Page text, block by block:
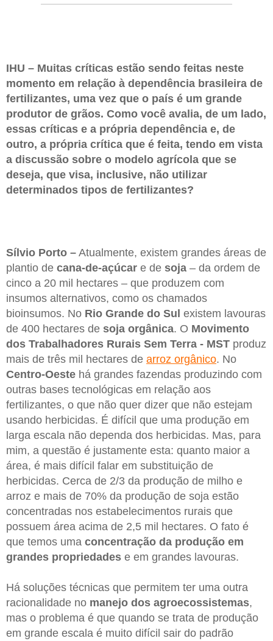
IHU – Muitas críticas estão sendo feitas neste
momento em relação à dependência brasileira de
fertilizantes, uma vez que o país é um grande
produtor de grãos. Como você avalia, de um lado,
essas críticas e a própria dependência e, de
outro, a própria crítica que é feita, tendo em vista
a discussão sobre o modelo agrícola que se
deseja, que visa, inclusive, não utilizar
determinados tipos de fertilizantes?
Sílvio Porto – Atualmente, existem grandes áreas de
plantio de cana-de-açúcar e de soja – da ordem de
cinco a 20 mil hectares – que produzem com
insumos alternativos, como os chamados
bioinsumos. No Rio Grande do Sul existem lavouras
de 400 hectares de soja orgânica. O Movimento
dos Trabalhadores Rurais Sem Terra - MST produz
mais de três mil hectares de arroz orgânico. No
Centro-Oeste há grandes fazendas produzindo com
outras bases tecnológicas em relação aos
fertilizantes, o que não quer dizer que não estejam
usando herbicidas. É difícil que uma produção em
larga escala não dependa dos herbicidas. Mas, para
mim, a questão é justamente esta: quanto maior a
área, é mais difícil falar em substituição de
herbicidas. Cerca de 2/3 da produção de milho e
arroz e mais de 70% da produção de soja estão
concentradas nos estabelecimentos rurais que
possuem área acima de 2,5 mil hectares. O fato é
que temos uma concentração da produção em
grandes propriedades e em grandes lavouras.
Há soluções técnicas que permitem ter uma outra
racionalidade no manejo dos agroecossistemas,
mas o problema é que quando se trata de produção
em grande escala é muito difícil sair do padrão